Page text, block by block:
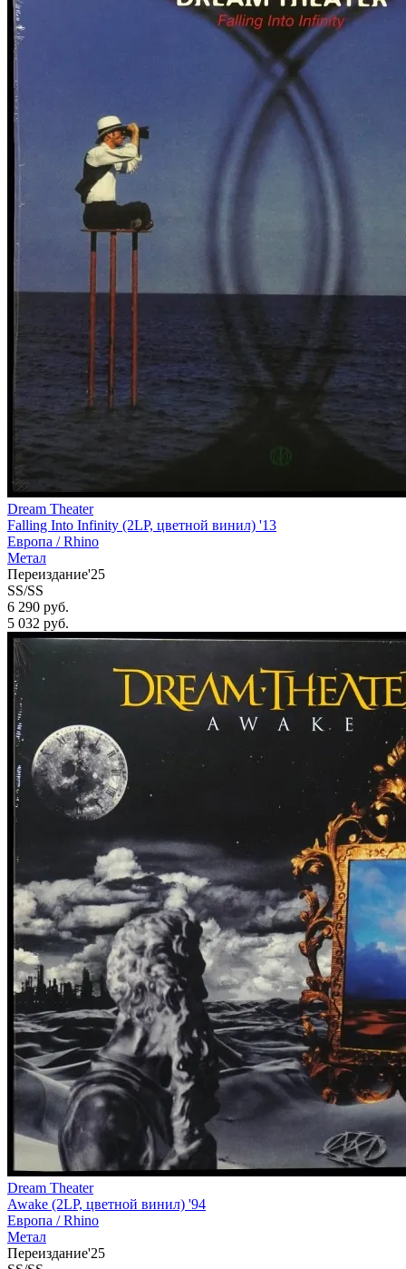
Dream Theater
Falling Into Infinity (2LP, цветной винил) '13
Европа /Rhino
Метал
Переиздание'25
SS/SS
6 290 руб.
5 032 руб.
Dream Theater
Awake (2LP, цветной винил) '94
Европа /Rhino
Метал
Переиздание'25